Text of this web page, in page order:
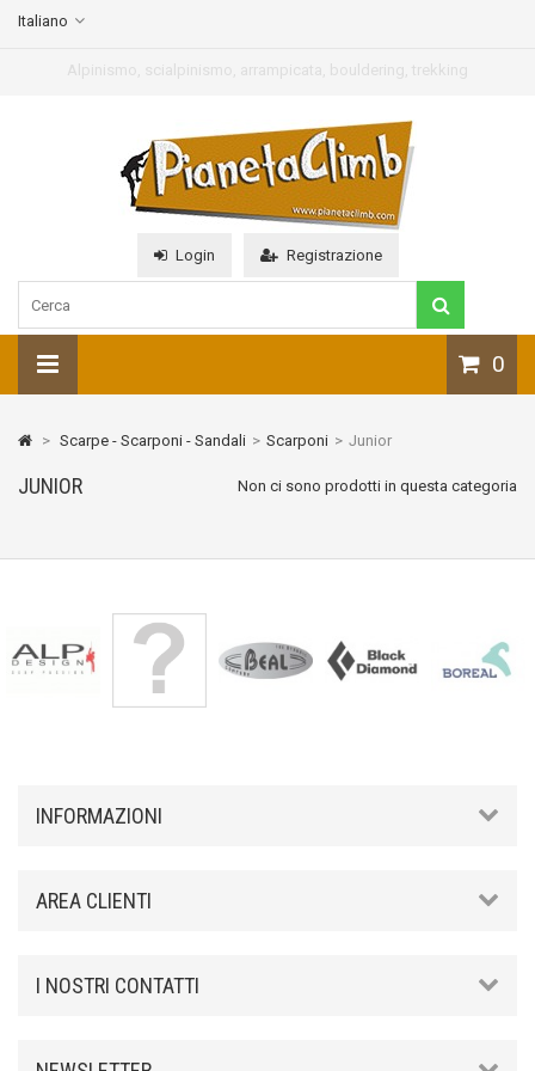
Alpinismo, scialpinismo, arrampicata, bouldering, trekking
Italiano
Login Registrazione
0
> Scarpe - Scarponi - Sandali > Scarponi > Junior
JUNIOR Non ci sono prodotti in questa categoria
INFORMAZIONI
AREA CLIENTI
I NOSTRI CONTATTI